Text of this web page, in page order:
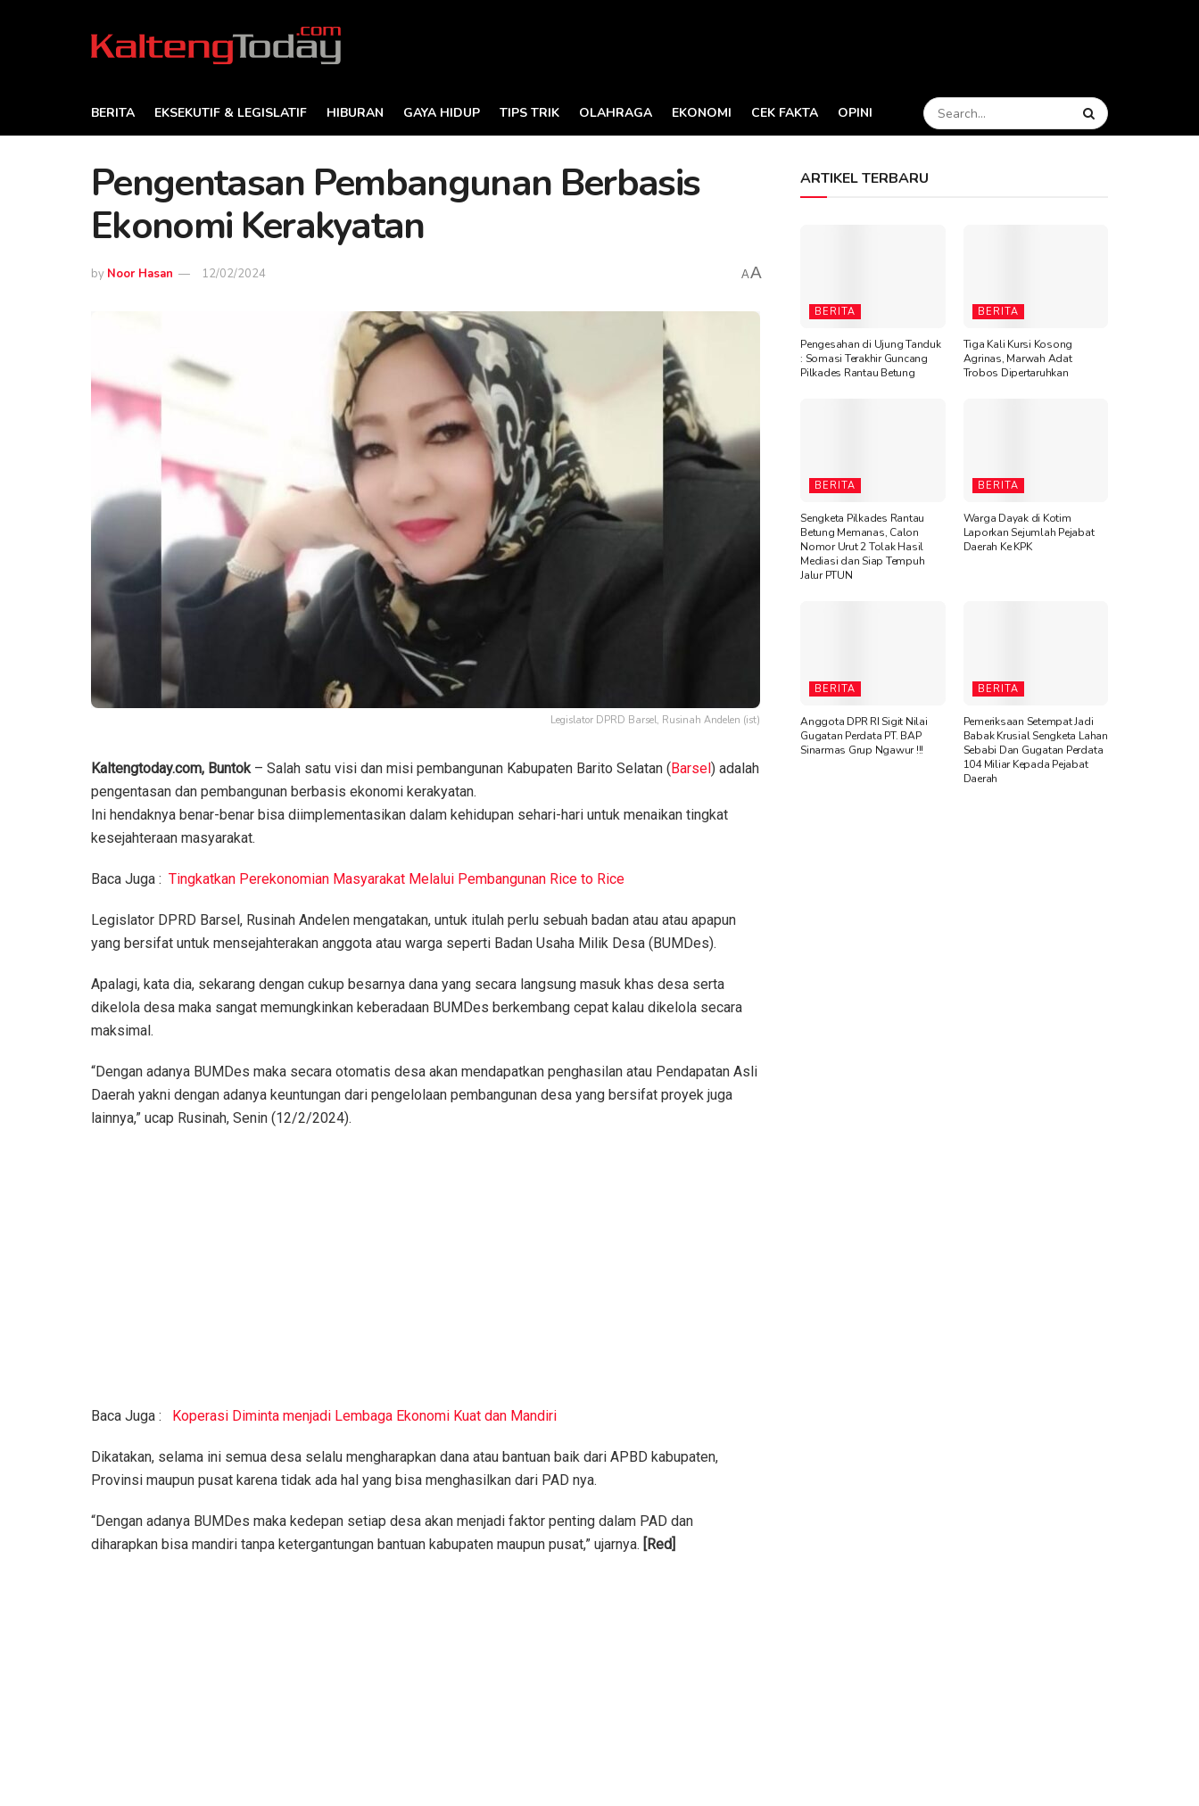
BERITA EKSEKUTIF & LEGISLATIF HIBURAN GAYA HIDUP TIPS TRIK OLAHRAGA EKONOMI CEK FAKTA OPINI
Pengentasan Pembangunan Berbasis
Ekonomi Kerakyatan
by Noor Hasan 12/02/2024 AA
Legislator DPRD Barsel, Rusinah Andelen (ist)
Kaltengtoday.com, Buntok – Salah satu visi dan misi pembangunan Kabupaten Barito Selatan (Barsel) adalah
pengentasan dan pembangunan berbasis ekonomi kerakyatan.
Ini hendaknya benar-benar bisa diimplementasikan dalam kehidupan sehari-hari untuk menaikan tingkat
kesejahteraan masyarakat.
Baca Juga : Tingkatkan Perekonomian Masyarakat Melalui Pembangunan Rice to Rice
Legislator DPRD Barsel, Rusinah Andelen mengatakan, untuk itulah perlu sebuah badan atau atau apapun
yang bersifat untuk mensejahterakan anggota atau warga seperti Badan Usaha Milik Desa (BUMDes).
Apalagi, kata dia, sekarang dengan cukup besarnya dana yang secara langsung masuk khas desa serta
dikelola desa maka sangat memungkinkan keberadaan BUMDes berkembang cepat kalau dikelola secara
maksimal.
“Dengan adanya BUMDes maka secara otomatis desa akan mendapatkan penghasilan atau Pendapatan Asli
Daerah yakni dengan adanya keuntungan dari pengelolaan pembangunan desa yang bersifat proyek juga
lainnya,” ucap Rusinah, Senin (12/2/2024).
Baca Juga : Koperasi Diminta menjadi Lembaga Ekonomi Kuat dan Mandiri
Dikatakan, selama ini semua desa selalu mengharapkan dana atau bantuan baik dari APBD kabupaten,
Provinsi maupun pusat karena tidak ada hal yang bisa menghasilkan dari PAD nya.
“Dengan adanya BUMDes maka kedepan setiap desa akan menjadi faktor penting dalam PAD dan
diharapkan bisa mandiri tanpa ketergantungan bantuan kabupaten maupun pusat,” ujarnya. [Red]
ARTIKEL TERBARU
BERITA
Pengesahan di Ujung Tanduk
: Somasi Terakhir Guncang
Pilkades Rantau Betung
BERITA
Tiga Kali Kursi Kosong
Agrinas, Marwah Adat
Trobos Dipertaruhkan
BERITA
Sengketa Pilkades Rantau
Betung Memanas, Calon
Nomor Urut 2 Tolak Hasil
Mediasi dan Siap Tempuh
Jalur PTUN
BERITA
Warga Dayak di Kotim
Laporkan Sejumlah Pejabat
Daerah Ke KPK
BERITA
Anggota DPR RI Sigit Nilai
Gugatan Perdata PT. BAP
Sinarmas Grup Ngawur !!!
BERITA
Pemeriksaan Setempat Jadi
Babak Krusial Sengketa Lahan
Sebabi Dan Gugatan Perdata
104 Miliar Kepada Pejabat
Daerah